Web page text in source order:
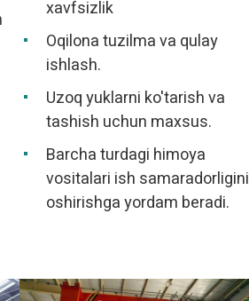
xavfsizlik
Oqilona tuzilma va qulay
ishlash.
Uzoq yuklarni ko'tarish va
tashish uchun maxsus.
Barcha turdagi himoya
vositalari ish samaradorligini
oshirishga yordam beradi.